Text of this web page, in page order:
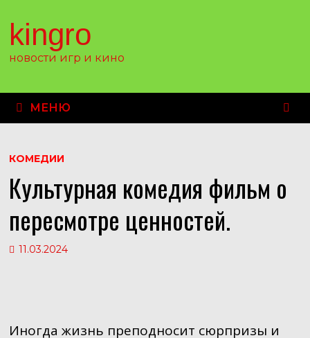
содержимому
kingro
новости игр и кино
МЕНЮ
КОМЕДИИ
Культурная комедия фильм о
пересмотре ценностей.
11.03.2024
Иногда жизнь преподносит сюрпризы и